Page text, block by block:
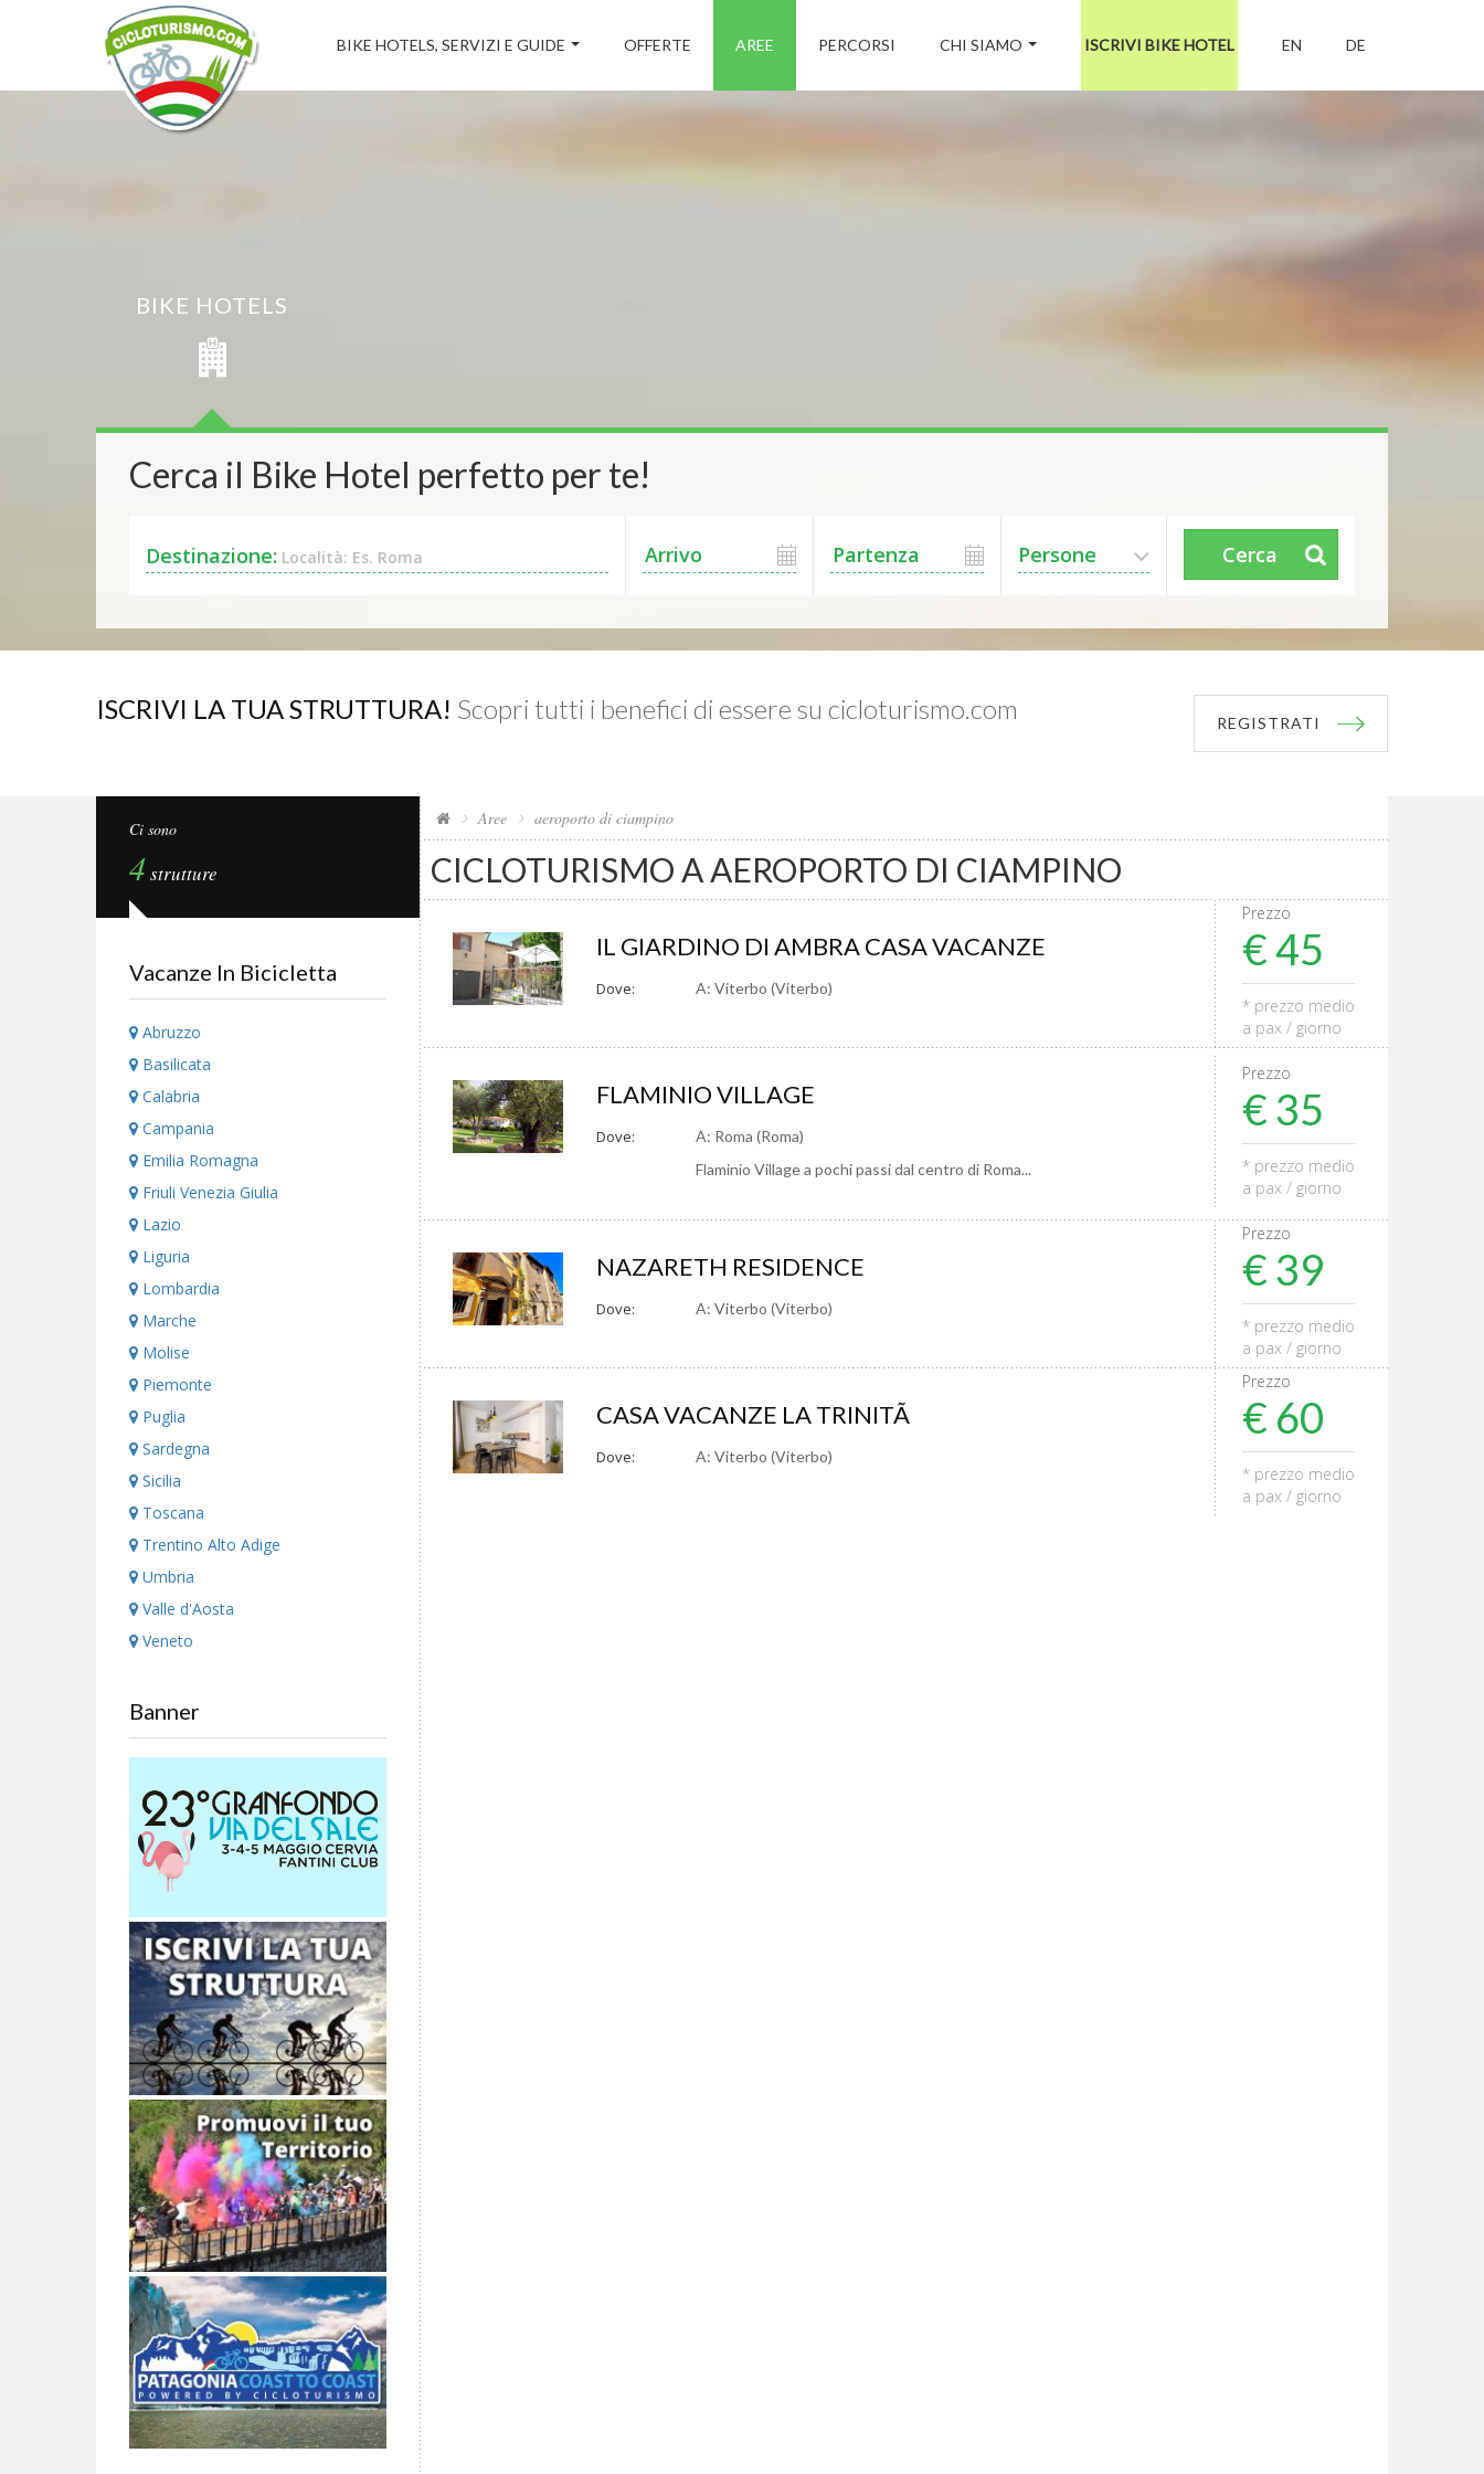
BIKE HOTELS, SERVIZI E GUIDE OFFERTE AREE PERCORSI CHI SIAMO ISCRIVI BIKE HOTEL EN DE
BIKE HOTELS
Cerca il Bike Hotel perfetto per te!
Destinazione: Località: Es. Roma Persone Cerca
ISCRIVI LA TUA STRUTTURA! Scopri tutti i benefici di essere su cicloturismo.com REGISTRATI
Aree aeroporto di ciampino
CICLOTURISMO A AEROPORTO DI CIAMPINO
IL GIARDINO DI AMBRA CASA VACANZE
Dove: A: Viterbo (Viterbo)
Prezzo
€ 45
* prezzo medio
a pax / giorno
FLAMINIO VILLAGE
Dove:
A: Roma (Roma)
Flaminio Village a pochi passi dal centro di Roma...
Prezzo
€ 35
* prezzo medio
a pax / giorno
NAZARETH RESIDENCE
Dove: A: Viterbo (Viterbo)
Prezzo
€ 39
* prezzo medio
a pax / giorno
CASA VACANZE LA TRINITÃ
Dove: A: Viterbo (Viterbo)
Prezzo
€ 60
* prezzo medio
a pax / giorno
Ci sono
4strutture
Vacanze In Bicicletta
Abruzzo
Basilicata
Calabria
Campania
Emilia Romagna
Friuli Venezia Giulia
Lazio
Liguria
Lombardia
Marche
Molise
Piemonte
Puglia
Sardegna
Sicilia
Toscana
Trentino Alto Adige
Umbria
Valle d'Aosta
Veneto
Banner